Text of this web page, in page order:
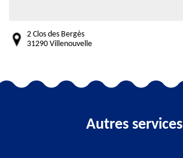
2 Clos des Bergès
31290 Villenouvelle
Autres services